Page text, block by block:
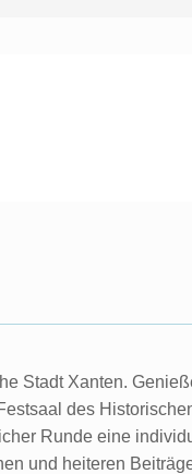
Stadt Xanten.
des
Runde eine
und heiteren